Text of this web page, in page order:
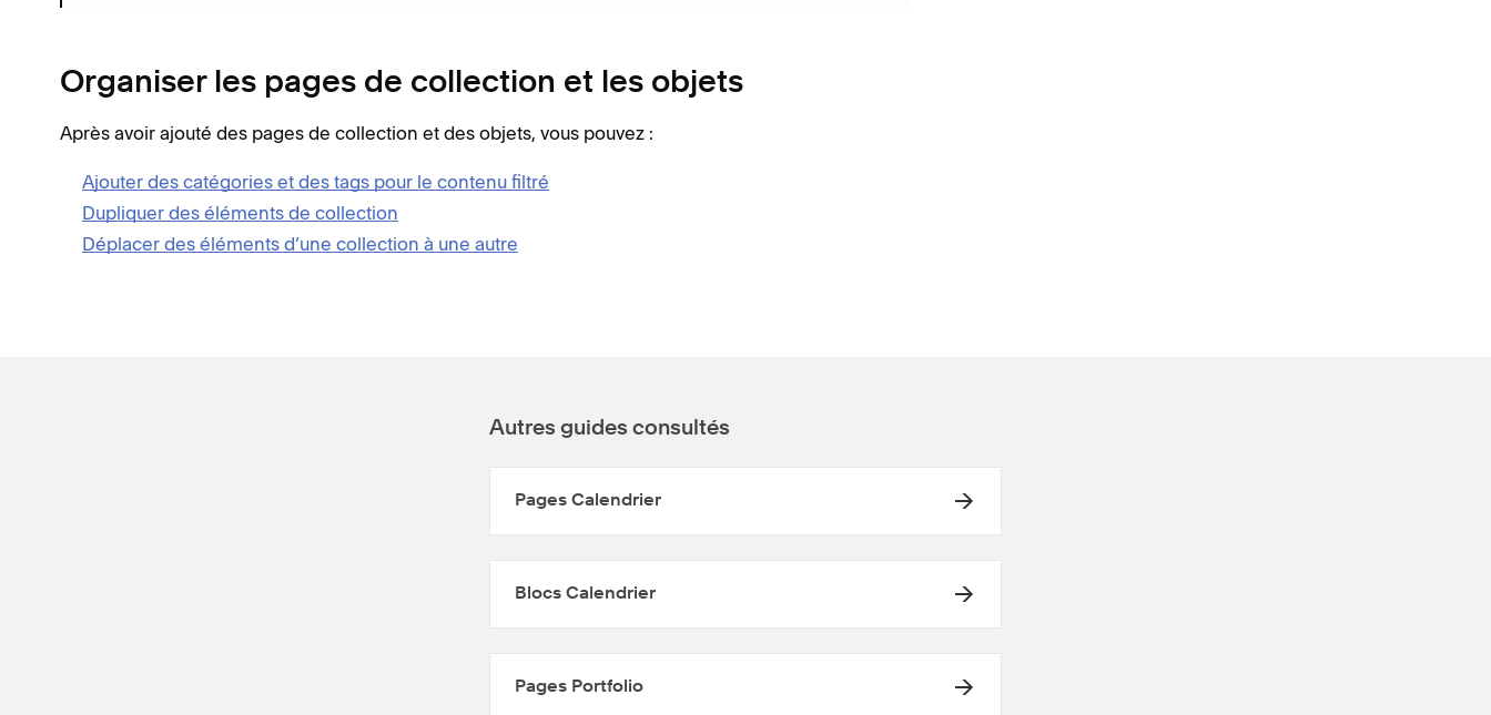
Organiser les pages de collection et les objets
Après avoir ajouté des pages de collection et des objets, vous pouvez :
Ajouter des catégories et des tags pour le contenu filtré
Dupliquer des éléments de collection
Déplacer des éléments d’une collection à une autre
Autres guides consultés
Pages Calendrier
Blocs Calendrier
Pages Portfolio